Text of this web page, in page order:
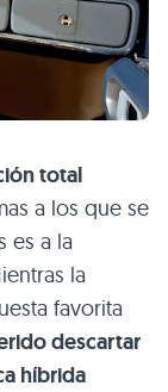
total
a los que se
es a la
la
favorita
descartar
híbrida